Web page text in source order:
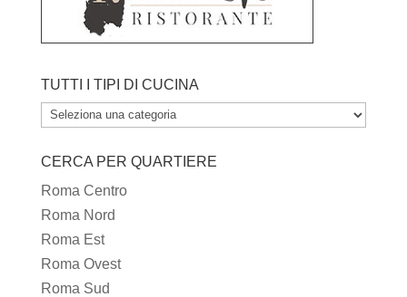
TUTTI I TIPI DI CUCINA
TUTTI
TIPI
DI
CUCINA
CERCA PER QUARTIERE
Roma Centro
Roma Nord
Roma Est
Roma Ovest
Roma Sud